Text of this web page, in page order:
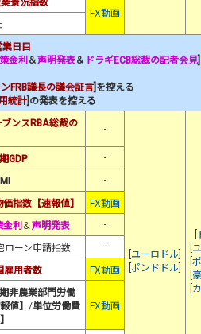
業景況指数
FX動画
日目
金利 ＆声明発表＆ ドラギECB総裁の記者会見
FRB議長の議会証言]を控える
統計 ]の発表を控える
ブンスRBA総裁の
-
ユーロドル
ポンドドル
GDP
-
-
指数【速報値】
FX動画
金利 ＆声明発表
-
ローン申請指数
-
雇用者数 FX動画
非農業部門労働
値】 /単位労働費
FX動画